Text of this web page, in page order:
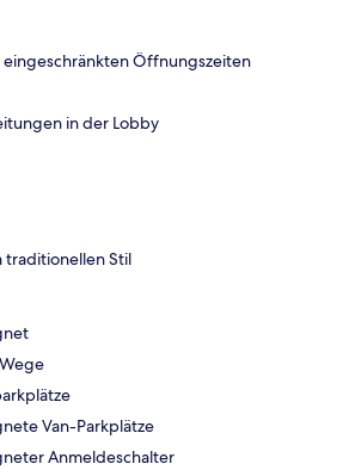
eingeschränkten Öffnungszeiten
in der Lobby
traditionellen Stil
Van-Parkplätze
Anmeldeschalter